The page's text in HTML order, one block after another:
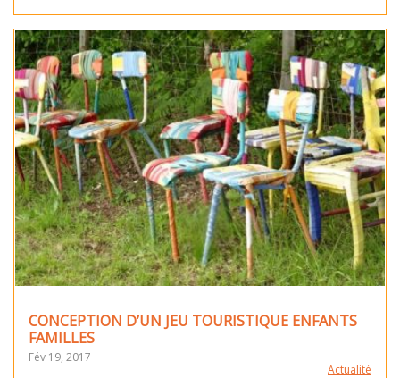
CONCEPTION D’UN JEU TOURISTIQUE ENFANTS
FAMILLES
Fév 19, 2017
Actualité